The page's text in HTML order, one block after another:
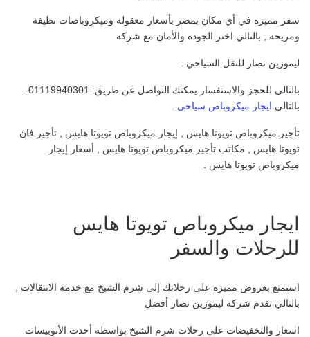
سفر مميزة في أي مكان بمصر بأسعار معقولة وميكروباصات نظيفة
ومريحة , بالتالي اختر الجودة والأمان مع شركه
ليموزين نصار للنقل السياحي .
بالتالي للحجز والاستفسار يمكنك التواصل عن طريق: 01119940301 .
بالتالي ايجار ميكروباص سياحي .
تأجير ميكروباص تويوتا هايس , إيجار ميكروباص تويوتا هايس , تأجير فان
تويوتا هايس , مكاتب تأجير ميكروباص تويوتا هايس , أسعار إيجار
ميكروباص تويوتا هايس .
ايجار ميكروباص تويوتا هايس
للرحلات والسفر
استمتع بعروض مميزة على رحلاتك إلى شرم الشيخ مع خدمة الانتقالات ,
بالتالي تقدم شركه ليموزين نصار أفضل
اسعار والتخفيضات على رحلات شرم الشيخ بواسطة أحدث الأتوبيسات